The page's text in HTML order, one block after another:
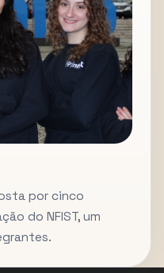
por cinco
do NFIST, um